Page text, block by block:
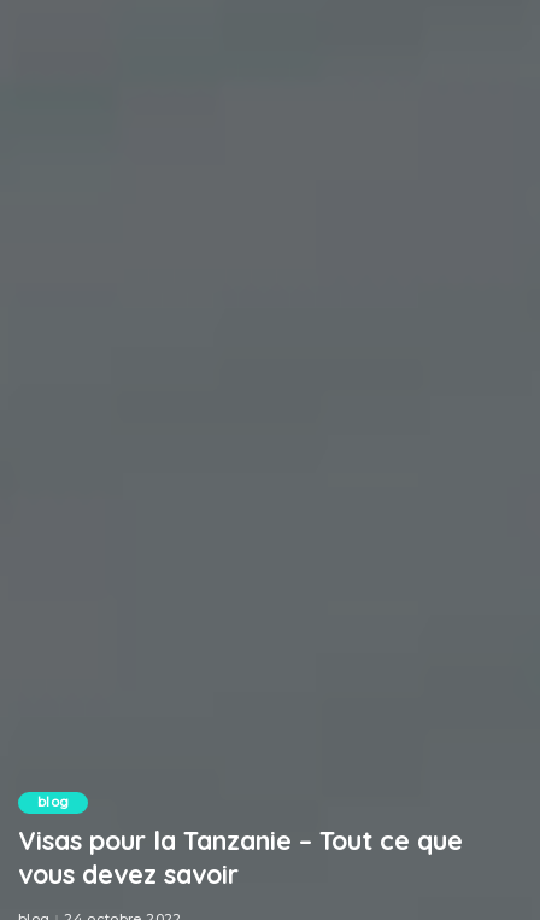
blog
Visas pour la Tanzanie – Tout ce que
vous devez savoir